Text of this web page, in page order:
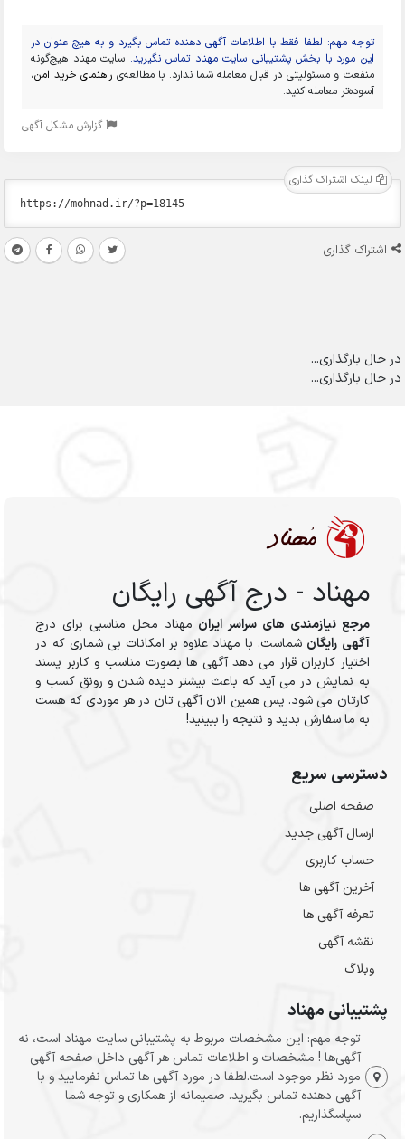
توجه مهم: لطفا فقط با اطلاعات آگهی دهنده تماس بگیرد و به هیچ عنوان در
این مورد با بخش پشتیبانی سایت مهناد تماس نگیرید. سایت مهناد هیچ‌گونه
منفعت و مسئولیتی در قبال معامله شما ندارد. با مطالعه‌ی راهنمای خرید امن،
آسوده‌تر معامله کنید.
گزارش مشکل آگهی
لینک اشتراک گذاری
اشتراک گذاری
در حال بارگذاری...
در حال بارگذاری...
مهناد - درج آگهی رایگان
مرجع نیازمندی های سراسر ایران مهناد محل مناسبی برای درج
آگهی رایگان شماست. با مهناد علاوه بر امکانات بی شماری که در
اختیار کاربران قرار می دهد آگهی ها بصورت مناسب و کاربر پسند
به نمایش در می آید که باعث بیشتر دیده شدن و رونق کسب و
کارتان می شود. پس همین الان آگهی تان در هر موردی که هست
به ما سفارش بدید و نتیجه را ببینید!
دسترسی سریع
صفحه اصلی
ارسال‌ آگهی جدید
حساب کاربری
آخرین آگهی ها
تعرفه آگهی ها
نقشه آگهی
وبلاگ
پشتیبانی مهناد
توجه مهم: این مشخصات مربوط به پشتیبانی سایت مهناد است، نه
آگهی‌ها ! مشخصات و اطلاعات تماس هر آگهی داخل صفحه آگهی
مورد نظر موجود است.لطفا در مورد آگهی ها تماس نفرمایید و با
آگهی دهنده تماس بگیرید. صمیمانه از همکاری و توجه شما
سپاسگذاریم.